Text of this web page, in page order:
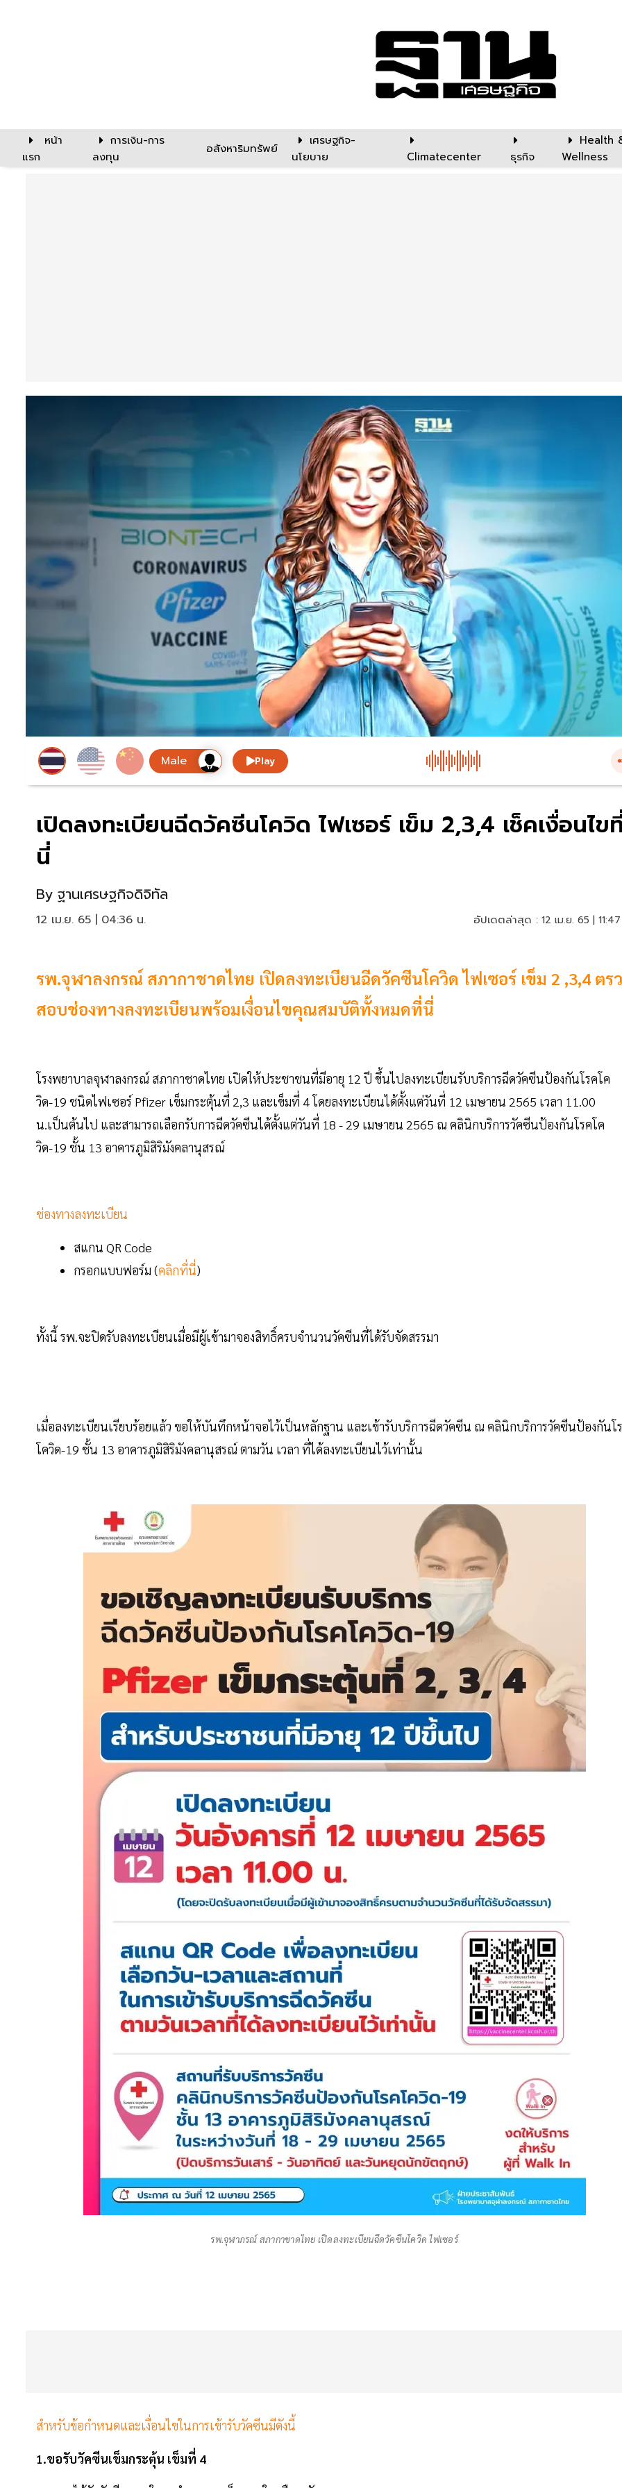
หน้า
แรก
การเงิน-การ
ลงทุน
อสังหาริมทรัพย์
เศรษฐกิจ-
นโยบาย
Climatecenter ธุรกิจ
Health
Wellness
Play
เปิดลงทะเบียนฉีดวัคซีนโควิด ไฟเซอร์ เข็ม 2,3,4 เช็คเงื่อนไข
นี่
By ฐานเศรษฐกิจดิจิทัล
12 เม.ย. 65 | 04:36 น. อัปเดตล่าสุด : 12 เม.ย. 65 |
รพ.จุฬาลงกรณ์ สภากาชาดไทย เปิดลงทะเบียนฉีดวัคซีนโควิด ไฟเซอร์ เข็ม 2 ,3,4 ตร
สอบช่องทางลงทะเบียนพร้อมเงื่อนไขคุณสมบัติทั้งหมดที่นี่
โรงพยาบาลจุฬาลงกรณ์ สภากาชาดไทย เปิดให้ประชาชนที่มีอายุ 12 ปี ขึ้นไปลงทะเบียนรับบริการฉีดวัคซีนป้องกันโรคโค
วิด-19 ชนิดไฟเซอร์ Pfizer เข็มกระตุ้นที่ 2,3 และเข็มที่ 4 โดยลงทะเบียนได้ตั้งแต่วันที่ 12 เมษายน 2565 เวลา 11.00
น.เป็นต้นไป และสามารถเลือกรับการฉีดวัคซีนได้ตั้งแต่วันที่ 18 - 29 เมษายน 2565 ณ คลินิกบริการวัคซีนป้องกันโรคโค
วิด-19 ชั้น 13 อาคารภูมิสิริมังคลานุสรณ์
ช่องทางลงทะเบียน
สแกน QR Code
กรอกแบบฟอร์ม (คลิกที่นี่)
ทั้งนี้ รพ.จะปิดรับลงทะเบียนเมื่อมีผู้เข้ามาจองสิทธิ์ครบจำนวนวัคซีนที่ได้รับจัดสรรมา
เมื่อลงทะเบียนเรียบร้อยแล้ว ขอให้บันทึกหน้าจอไว้เป็นหลักฐาน และเข้ารับบริการฉีดวัคซีน ณ คลินิกบริการวัคซีนป้องกันโ
โควิด-19 ชั้น 13 อาคารภูมิสิริมังคลานุสรณ์ ตามวัน เวลา ที่ได้ลงทะเบียนไว้เท่านั้น
รพ.จุฬาภรณ์ สภากาชาดไทย เปิดลงทะเบียนฉีดวัคซีนโควิด ไฟเซอร์
สำหรับข้อกำหนดและเงื่อนไขในการเข้ารับวัคซีนมีดังนี้
1.ขอรับวัคซีนเข็มกระตุ้น เข็มที่ 4